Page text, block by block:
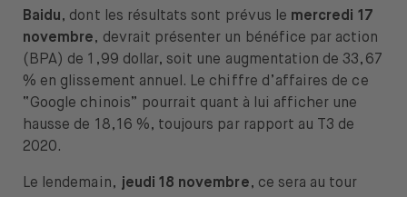
Baidu, dont les résultats sont prévus le mercredi 17
novembre, devrait présenter un bénéfice par action
(BPA) de 1,99 dollar, soit une augmentation de 33,67
% en glissement annuel. Le chiffre d’affaires de ce
“Google chinois” pourrait quant à lui afficher une
hausse de 18,16 %, toujours par rapport au T3 de
2020.
Le lendemain, jeudi 18 novembre, ce sera au tour